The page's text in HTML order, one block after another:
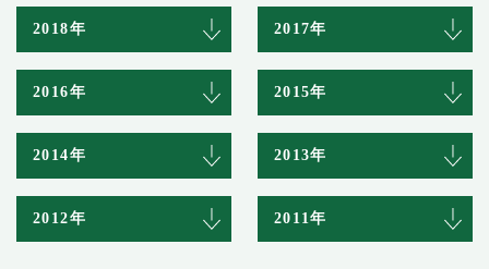
2018年 2017年
2016年 2015年
2014年 2013年
2012年 2011年